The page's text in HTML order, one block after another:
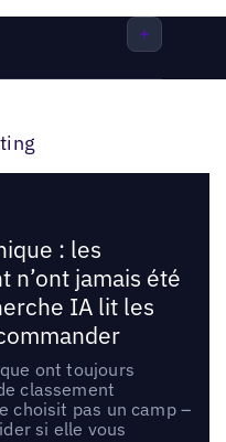
: les
n’ont jamais été
IA lit les
ont toujours
classement
choisit pas un camp –
si elle vous